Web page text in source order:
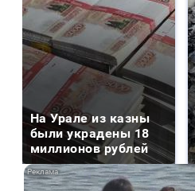
На Урале из казны
были украдены 18
миллионов рублей